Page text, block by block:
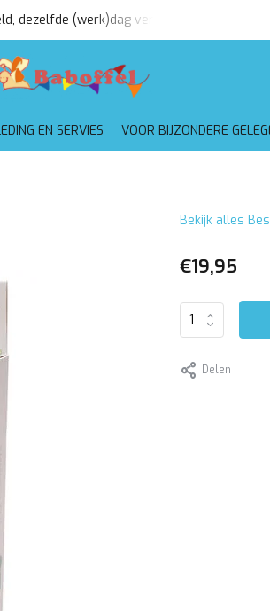
dezelfde (werk)dag verzonden
EN SERVIES VOOR BIJZONDERE
Bekijk alles
€19,95
Delen